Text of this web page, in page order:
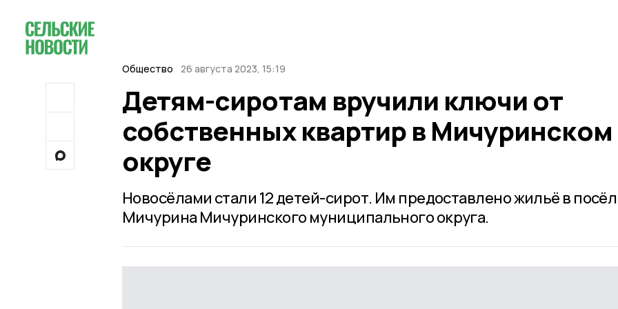
Общество 26 августа 2023, 15:19
Детям-сиротам вручили ключи от
собственных квартир в Мичуринском
округе
Новосёлами стали 12 детей-сирот. Им предоставлено жильё в
Мичурина Мичуринского муниципального округа.